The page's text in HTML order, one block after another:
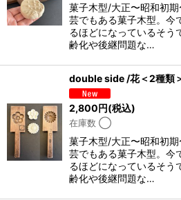
菓子木型/大正〜昭和初
芸でもある菓子木型。今
るほどになっているそう
齢化や後継問題な…
double side /花＜2種類
2,800円(税込)
在庫数 ◯
菓子木型/大正〜昭和初
芸でもある菓子木型。今
るほどになっているそう
齢化や後継問題な…